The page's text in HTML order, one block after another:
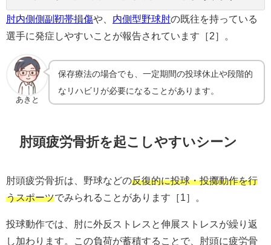
肘内側側副靭帯損傷や、 内側型野球肘の既往を持っている
選手に発症しやすいことが報告されています［2］。
あきと
保存療法の場合でも、一定期間の投球休止や段階的
なリハビリが必要になることがあります。
肘頭疲労骨折を起こしやすいシーン
肘頭疲労骨折は、野球などの反復的に投球・投擲動作を行
うスポーツでみられることがあります［1］。
投球動作では、肘に外反ストレスと伸展ストレスが繰り返
し加わります。この負荷が蓄積することで、肘頭に疲労骨